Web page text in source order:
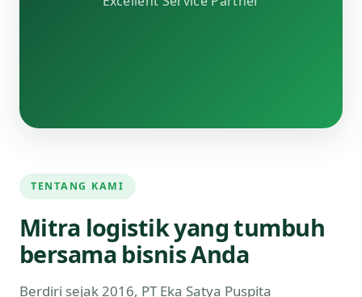
TENTANG KAMI
Mitra logistik yang tumbuh
bersama bisnis Anda
Berdiri sejak 2016, PT Eka Satya Puspita